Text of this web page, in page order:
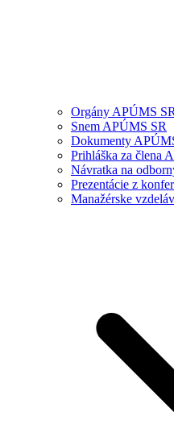
Orgány APÚMS SR
Snem APÚMS SR
Dokumenty
Prihláška za člena
Návratka na
Prezentácie z
Manažérske